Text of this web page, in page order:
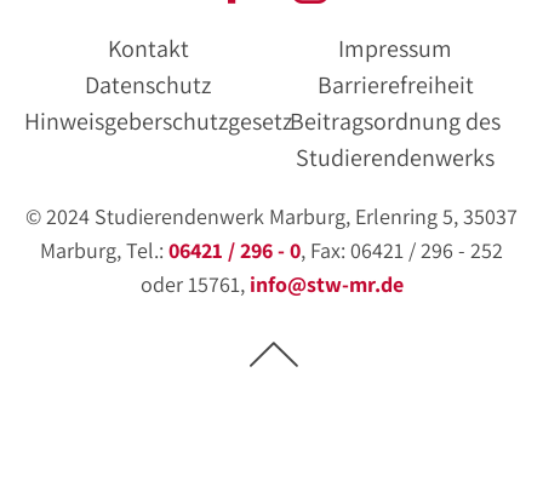
Kontakt
Impressum
Datenschutz
Barrierefreiheit
HinweisgeberschutzgesetzBeitragsordnung des
Studierendenwerks
© 2024 Studierendenwerk Marburg, Erlenring 5, 35037
Marburg, Tel.: 06421 / 296 - 0, Fax: 06421 / 296 - 252
oder 15761, info@stw-mr.de